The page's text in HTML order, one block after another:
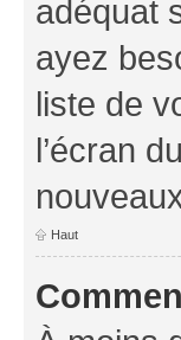
adéquat
ayez
liste de
l’écran
Haut